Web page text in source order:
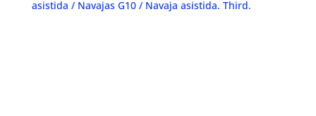
asistida / Navajas G10/ Navaja asistida. Third.